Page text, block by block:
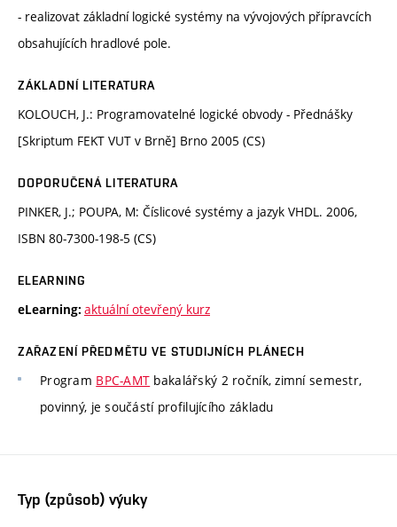
- realizovat základní logické systémy na vývojových přípravcích
obsahujících hradlové pole.
ZÁKLADNÍ LITERATURA
KOLOUCH, J.: Programovatelné logické obvody - Přednášky
[Skriptum FEKT VUT v Brně] Brno 2005 (CS)
DOPORUČENÁ LITERATURA
PINKER, J.; POUPA, M: Číslicové systémy a jazyk VHDL. 2006,
ISBN 80-7300-198-5 (CS)
ELEARNING
eLearning: aktuální otevřený kurz
ZAŘAZENÍ PŘEDMĚTU VE STUDIJNÍCH PLÁNECH
Program BPC-AMT bakalářský 2 ročník, zimní semestr,
povinný, je součástí profilujícího základu
Typ (způsob) výuky